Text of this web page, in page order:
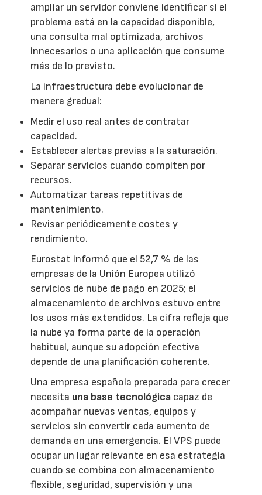
ampliar un servidor conviene identificar si el
problema está en la capacidad disponible,
una consulta mal optimizada, archivos
innecesarios o una aplicación que consume
más de lo previsto.
La infraestructura debe evolucionar de
manera gradual:
Medir el uso real antes de contratar
capacidad.
Establecer alertas previas a la saturación.
Separar servicios cuando compiten por
recursos.
Automatizar tareas repetitivas de
mantenimiento.
Revisar periódicamente costes y
rendimiento.
Eurostat informó que el 52,7 % de las
empresas de la Unión Europea utilizó
servicios de nube de pago en 2025; el
almacenamiento de archivos estuvo entre
los usos más extendidos. La cifra refleja que
la nube ya forma parte de la operación
habitual, aunque su adopción efectiva
depende de una planificación coherente.
Una empresa española preparada para crecer
necesita una base tecnológica capaz de
acompañar nuevas ventas, equipos y
servicios sin convertir cada aumento de
demanda en una emergencia. El VPS puede
ocupar un lugar relevante en esa estrategia
cuando se combina con almacenamiento
flexible, seguridad, supervisión y una